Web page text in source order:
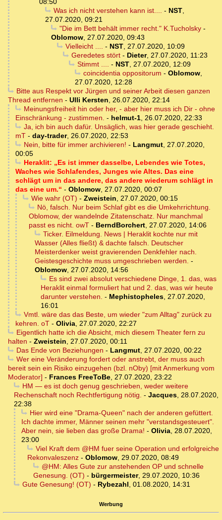
08:50
Was ich nicht verstehen kann ist.... - NST,
27.07.2020, 09:21
"Die im Bett behält immer recht." K.Tucholsky-
Oblomow, 27.07.2020, 09:43
Vielleicht .... - NST, 27.07.2020, 10:09
Geredetes stört- Dieter, 27.07.2020, 11:23
Stimmt .... - NST, 27.07.2020, 12:09
coincidentia oppositorum - Oblomow,
27.07.2020, 12:28
Bitte aus Respekt vor Jürgen und seiner Arbeit diesen ganzen
Thread entfernen - Ulli Kersten, 26.07.2020, 22:14
Meinungsfreiheit hin oder her, - aber hier muss ich Dir - ohne
Einschränkung - zustimmen. - helmut-1, 26.07.2020, 22:33
Ja, ich bin auch dafür. Unsäglich, was hier gerade geschieht.
mT - day-trader, 26.07.2020, 22:53
Nein, bitte für immer archivieren! - Langmut, 27.07.2020,
00:05
Heraklit: „Es ist immer dasselbe, Lebendes wie Totes,
Waches wie Schlafendes, Junges wie Altes. Das eine
schlägt um in das andere, das andere wiederum schlägt in
das eine um.“ - Oblomow, 27.07.2020, 00:07
Wie wahr (OT) - Zweistein, 27.07.2020, 00:15
Nö, falsch. Nur beim Schlaf gibt es die Umkehrrichtung.
Oblomow, der wandelnde Zitatenschatz. Nur manchmal
passt es nicht. owT - BerndBorchert, 27.07.2020, 14:06
Ticker. Eilmeldung. News | Heraklit kochte nur mit
Wasser (Alles fließt) & dachte falsch. Deutscher
Meisterdenker weist gravierenden Denkfehler nach.
Geistesgeschichte muss umgeschrieben werden. -
Oblomow, 27.07.2020, 14:56
Es sind zwei absolut verschiedene Dinge, 1. das, was
Heraklit einmal formuliert hat und 2. das, was wir heute
darunter verstehen. - Mephistopheles, 27.07.2020,
16:01
Vmtl. wäre das das Beste, um wieder "zum Alltag" zurück zu
kehren. oT - Olivia, 27.07.2020, 22:27
Eigentlich hatte ich die Absicht, mich diesem Theater fern zu
halten - Zweistein, 27.07.2020, 00:11
Das Ende von Beziehungen - Langmut, 27.07.2020, 00:22
Wer eine Veränderung fordert oder anstrebt, der muss auch
bereit sein ein Risiko einzugehen (bzl. nOby) [mit Anmerkung vom
Moderator] - Frances FreeToBe, 27.07.2020, 23:22
HM — es ist doch genug geschrieben, weder weitere
Rechenschaft noch Rechtfertigung nötig. - Jacques, 28.07.2020,
22:38
Hier wird eine "Drama-Queen" nach der anderen gefüttert.
Ich dachte immer, Männer seinen mehr "verstandsgesteuert".
Aber nein, sie lieben das große Drama! - Olivia, 28.07.2020,
23:00
Viel Kraft dem @HM fuer seine Operation und erfolgreiche
Rekonvaleszenz - Oblomow, 29.07.2020, 08:49
@HM: Alles Gute zur anstehenden OP und schnelle
Genesung. (OT) - bürgermeister, 29.07.2020, 10:36
Gute Genesung! (OT) - Rybezahl, 01.08.2020, 14:31
Werbung